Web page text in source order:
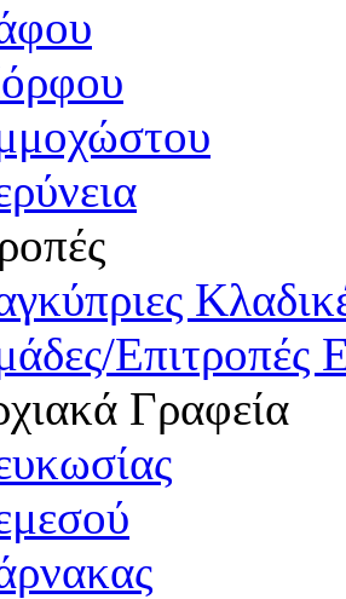
Επιτροπές
Γραφεία